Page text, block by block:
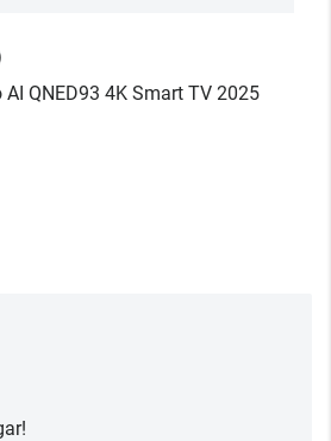
AI QNED93 4K Smart TV 2025